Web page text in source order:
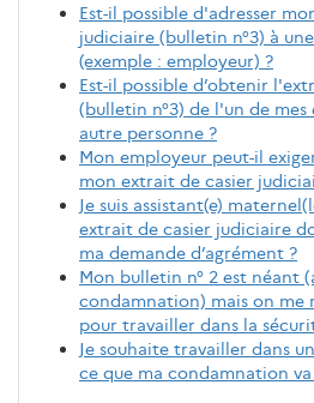
Est-il possible d'adresser
judiciaire (bulletin n°3) à
(exemple : employeur) ?
Est-il possible d’obtenir
(bulletin n°3) de l'un de
autre personne ?
Mon employeur peut-il
mon extrait de casier
Je suis assistant(e)
extrait de casier judiciaire
ma demande d’agrément ?
Mon bulletin n° 2 est néant
condamnation) mais on me
pour travailler dans la
Je souhaite travailler dans
ce que ma condamnation